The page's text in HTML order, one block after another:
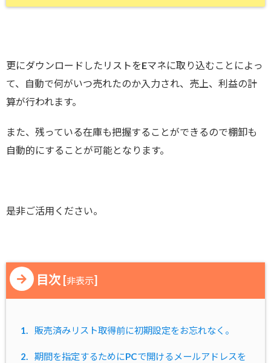
更にダウンロードしたリストをEマネに取り込むことによっ
て、自動で何がいつ売れたのか入力され、売上、利益の計
算が行われます。
また、残っている在庫も把握することができるので棚卸も
自動的にすることが可能となります。
是非ご活用ください。
目次 [非表示]
1. 販売済みリスト取得前に初期設定をお忘れなく。
2.
期間を指定するためにPCで開けるメールアドレスを